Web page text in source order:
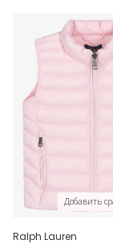
Добавить
Ralph Lauren